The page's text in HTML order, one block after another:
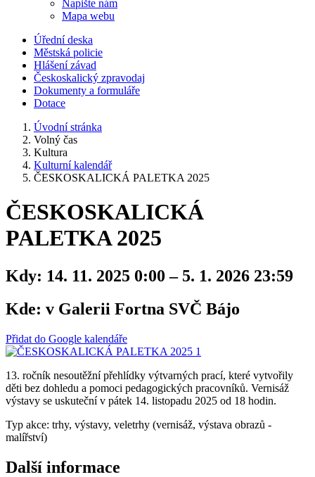
Napište nám
Mapa webu
Úřední deska
Městská policie
Hlášení závad
Českoskalický zpravodaj
Dokumenty a formuláře
Dotace
Úvodní stránka
Volný čas
Kultura
Kulturní kalendář
ČESKOSKALICKÁ PALETKA 2025
ČESKOSKALICKÁ
PALETKA 2025
Kdy: 14. 11. 2025 0:00 – 5. 1. 2026 23:59
Kde: v Galerii Fortna SVČ Bájo
Přidat do Google kalendáře
13. ročník nesoutěžní přehlídky výtvarných prací, které vytvořily
děti bez dohledu a pomoci pedagogických pracovníků. Vernisáž
výstavy se uskuteční v pátek 14. listopadu 2025 od 18 hodin.
Typ akce: trhy, výstavy, veletrhy (vernisáž, výstava obrazů -
malířství)
Další informace